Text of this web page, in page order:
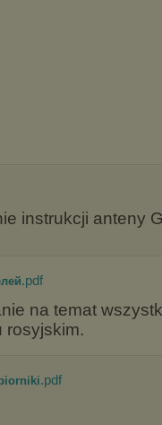
instrukcji anteny
.pdf
na temat
rosyjskim.
.pdf